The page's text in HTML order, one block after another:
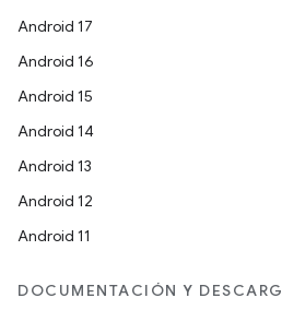
Android 17
Android 16
Android 15
Android 14
Android 13
Android 12
Android 11
DOCUMENTACIÓN Y